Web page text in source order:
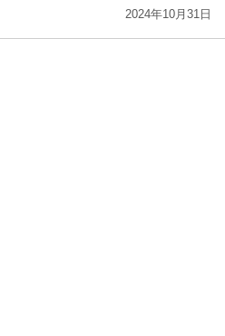
2024年10月31日